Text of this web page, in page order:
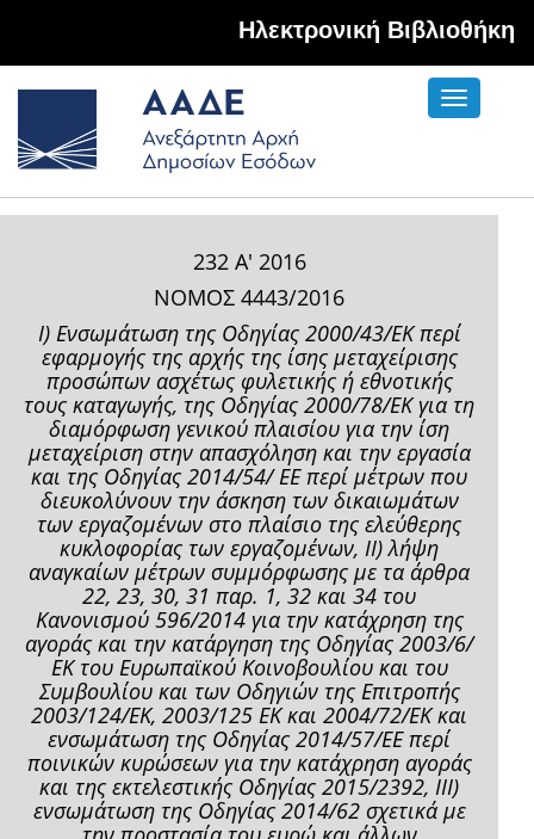
Hλεκτρονική Βιβλιοθήκη
Toggle
232 Α' 2016
ΝΟΜΟΣ 4443/2016
Ι) Ενσωμάτωση της Οδηγίας 2000/43/ΕΚ περί
εφαρμογής της αρχής της ίσης μεταχείρισης
προσώπων ασχέτως φυλετικής ή εθνοτικής
τους καταγωγής, της Οδηγίας 2000/78/ΕΚ για τη
διαμόρφωση γενικού πλαισίου για την ίση
μεταχείριση στην απασχόληση και την εργασία
και της Οδηγίας 2014/54/ ΕΕ περί μέτρων που
διευκολύνουν την άσκηση των δικαιωμάτων
των εργαζομένων στο πλαίσιο της ελεύθερης
κυκλοφορίας των εργαζομένων, II) λήψη
αναγκαίων μέτρων συμμόρφωσης με τα άρθρα
22, 23, 30, 31 παρ. 1, 32 και 34 του
Κανονισμού 596/2014 για την κατάχρηση της
αγοράς και την κατάργηση της Οδηγίας 2003/6/
ΕΚ του Ευρωπαϊκού Κοινοβουλίου και του
Συμβουλίου και των Οδηγιών της Επιτροπής
2003/124/ΕΚ, 2003/125 ΕΚ και 2004/72/ΕΚ και
ενσωμάτωση της Οδηγίας 2014/57/ΕΕ περί
ποινικών κυρώσεων για την κατάχρηση αγοράς
και της εκτελεστικής Οδηγίας 2015/2392, III)
ενσωμάτωση της Οδηγίας 2014/62 σχετικά με